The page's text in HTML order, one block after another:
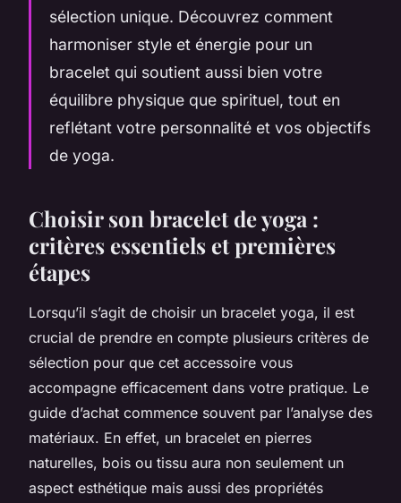
sélection unique. Découvrez comment
harmoniser style et énergie pour un
bracelet qui soutient aussi bien votre
équilibre physique que spirituel, tout en
reflétant votre personnalité et vos objectifs
de yoga.
Choisir son bracelet de yoga :
critères essentiels et premières
étapes
Lorsqu’il s’agit de choisir un bracelet yoga, il est
crucial de prendre en compte plusieurs critères de
sélection pour que cet accessoire vous
accompagne efficacement dans votre pratique. Le
guide d’achat commence souvent par l’analyse des
matériaux. En effet, un bracelet en pierres
naturelles, bois ou tissu aura non seulement un
aspect esthétique mais aussi des propriétés